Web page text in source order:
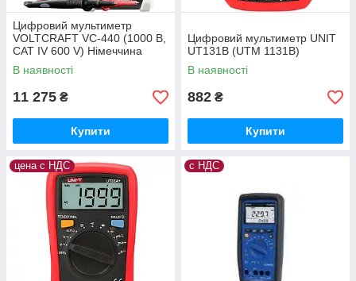
Цифровий мультиметр
VOLTCRAFT VC-440 (1000 В,
CAT IV 600 V) Німеччина
В наявності
11 275 ₴
Купити
Цифровий мультиметр UNIT
UT131B (UTM 1131B)
В наявності
882 ₴
Купити
цена с НДС с НДС